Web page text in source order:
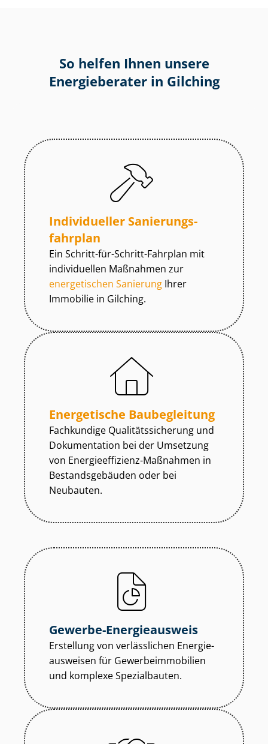
So helfen Ihnen unsere
Energieberater in Gilching
Individueller Sa­nie­rungs­
fahr­plan
Ein Schritt-für-Schritt-Fahrplan mit
individuellen Maßnahmen zur
energetischen Sanierung Ihrer
Immobilie in Gilching.
Energetische Baubegleitung
Fachkundige Qua­li­täts­si­che­rung und
Dokumentation bei der Umsetzung
von En­er­gie­ef­fi­zi­enz-Maßnahmen in
Be­stands­ge­bäu­den oder bei
Neubauten.
Gewerbe-Energieausweis
Erstellung von verlässlichen En­er­gie­
aus­wei­sen für Ge­wer­be­im­mo­bi­li­en
und komplexe Spezialbauten.